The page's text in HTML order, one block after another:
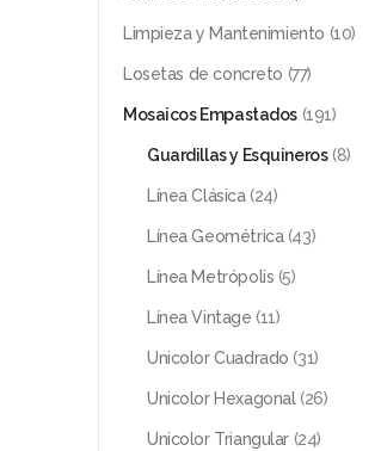
Limpieza y Mantenimiento (10)
Losetas de concreto (77)
Mosaicos Empastados (191)
Guardillas y Esquineros (8)
Línea Clásica (24)
Línea Geométrica (43)
Línea Metrópolis (5)
Línea Vintage (11)
Unicolor Cuadrado (31)
Unicolor Hexagonal (26)
Unicolor Triangular (24)